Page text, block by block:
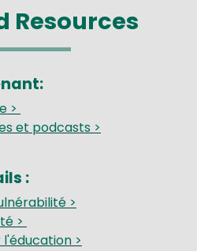
Resources
>
et podcasts >
:
>
>
>